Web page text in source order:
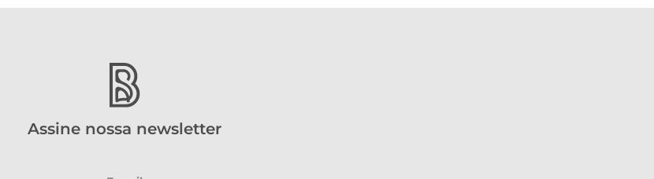
Assine nossa newsletter